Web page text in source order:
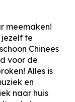
meemaken!
te
Chinees
voor de
Alles is
en
naar huis